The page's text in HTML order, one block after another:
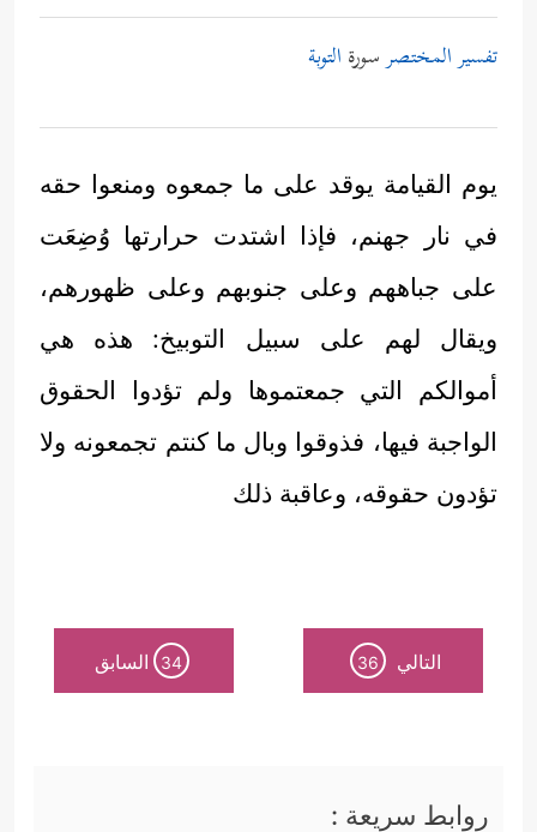
تفسير المختصرسورة التوبة
يوم القيامة يوقد على ما جمعوه ومنعوا حقه
في نار جهنم، فإذا اشتدت حرارتها وُضِعَت
على جباههم وعلى جنوبهم وعلى ظهورهم،
ويقال لهم على سبيل التوبيخ: هذه هي
أموالكم التي جمعتموها ولم تؤدوا الحقوق
الواجبة فيها، فذوقوا وبال ما كنتم تجمعونه ولا
تؤدون حقوقه، وعاقبة ذلك
التالي 36
34 السابق
روابط سريعة :